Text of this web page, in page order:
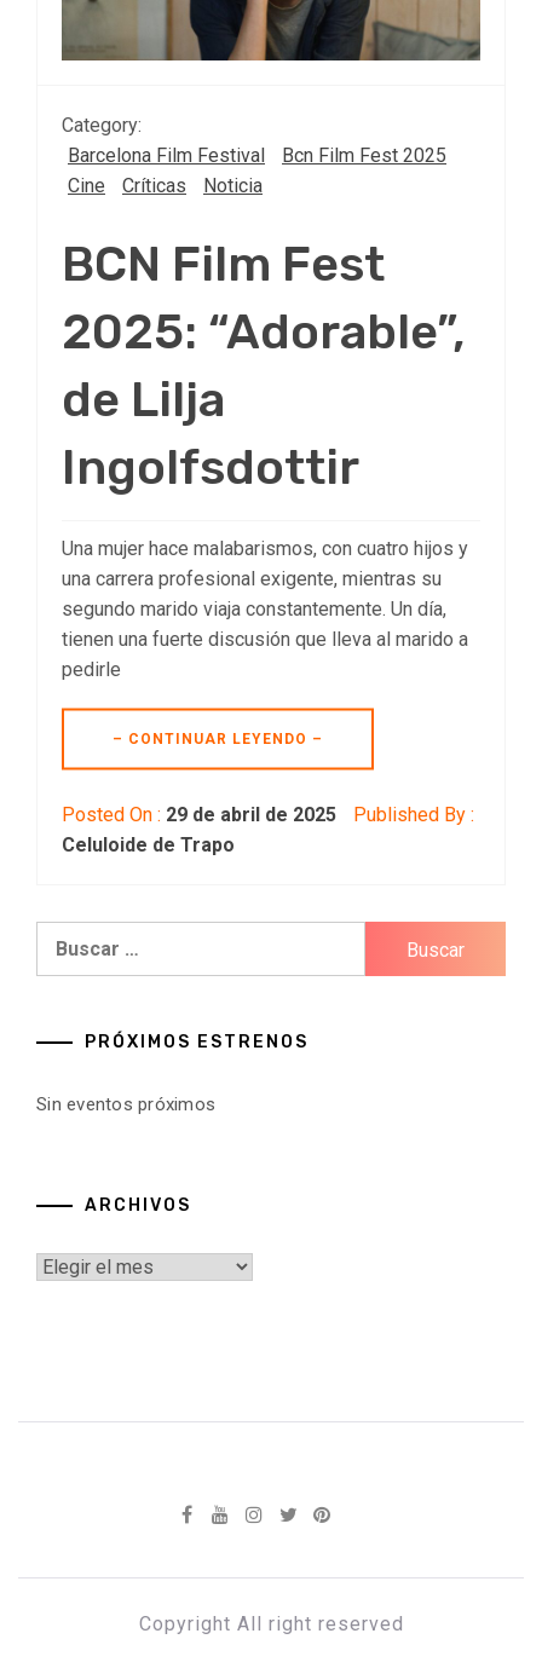
Category:
Barcelona Film Festival
Bcn Film Fest 2025
Cine
Críticas Noticia
BCN Film Fest
2025: “Adorable”,
de Lilja
Ingolfsdottir
Una mujer hace malabarismos, con cuatro hijos y
una carrera profesional exigente, mientras su
segundo marido viaja constantemente. Un día,
tienen una fuerte discusión que lleva al marido a
pedirle
– CONTINUAR LEYENDO –
Posted On : 29 de abril de 2025
Published By :
Celuloide de Trapo
PRÓXIMOS ESTRENOS
Sin eventos próximos
ARCHIVOS
Archivos
Copyright All right reserved